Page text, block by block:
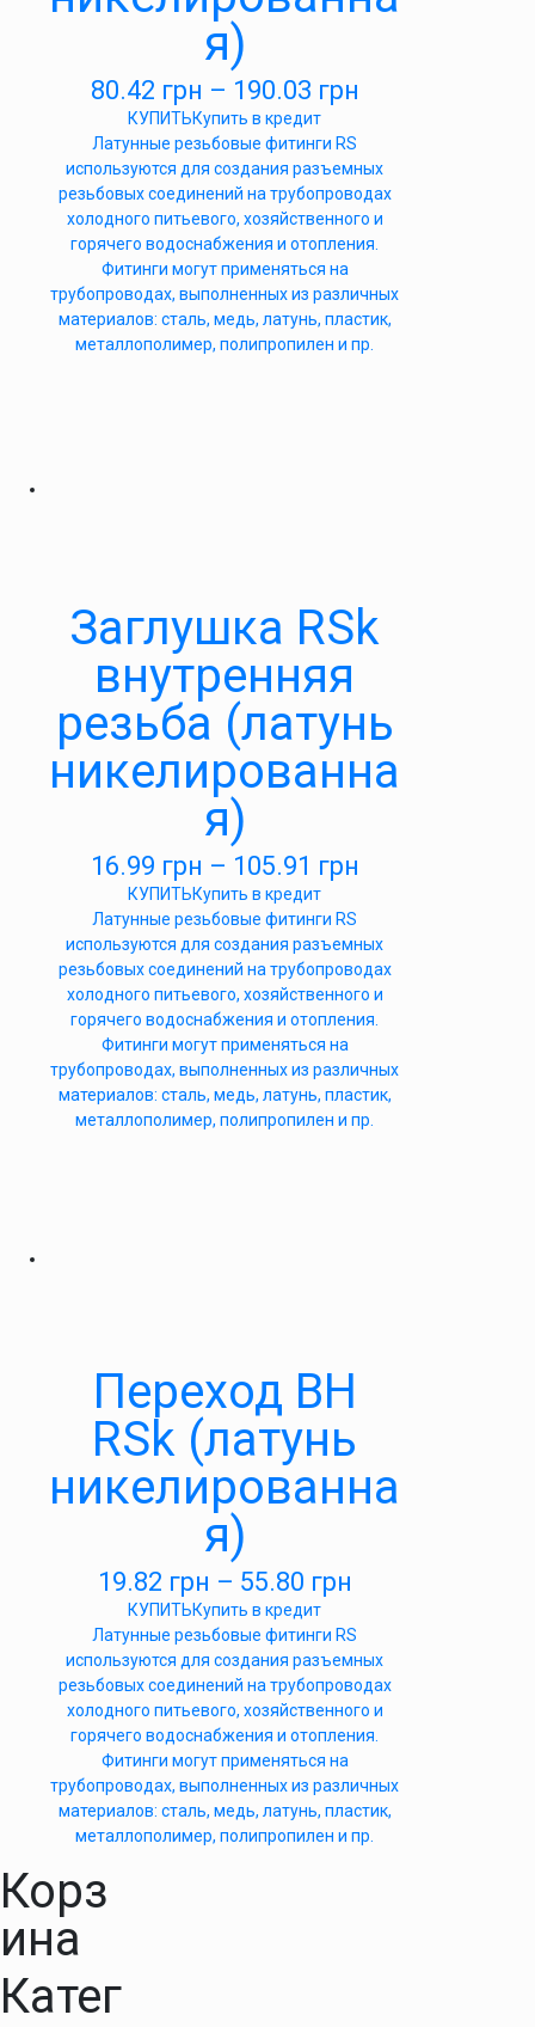
я)
80.42 грн – 190.03 грн
КУПИТЬКупить в кредит
Латунные резьбовые фитинги RS
используются для создания разъемных
резьбовых соединений на трубопроводах
холодного питьевого, хозяйственного и
горячего водоснабжения и отопления.
Фитинги могут применяться на
трубопроводах, выполненных из различных
материалов: сталь, медь, латунь, пластик,
металлополимер, полипропилен и пр.
Заглушка RSk
внутренняя
резьба (латунь
никелированна
я)
16.99 грн – 105.91 грн
КУПИТЬКупить в кредит
Латунные резьбовые фитинги RS
используются для создания разъемных
резьбовых соединений на трубопроводах
холодного питьевого, хозяйственного и
горячего водоснабжения и отопления.
Фитинги могут применяться на
трубопроводах, выполненных из различных
материалов: сталь, медь, латунь, пластик,
металлополимер, полипропилен и пр.
Переход ВН
RSk (латунь
никелированна
я)
19.82 грн – 55.80 грн
КУПИТЬКупить в кредит
Латунные резьбовые фитинги RS
используются для создания разъемных
резьбовых соединений на трубопроводах
холодного питьевого, хозяйственного и
горячего водоснабжения и отопления.
Фитинги могут применяться на
трубопроводах, выполненных из различных
материалов: сталь, медь, латунь, пластик,
металлополимер, полипропилен и пр.
Корз
ина
Катег